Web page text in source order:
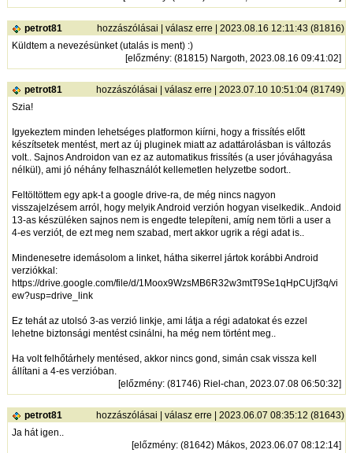
petrot81 hozzászólásai |válasz erre | 2023.08.16 12:11:43 (81816)
Küldtem a nevezésünket (utalás is ment) :)
[előzmény: (81815) Nargoth, 2023.08.16 09:41:02]
petrot81 hozzászólásai |válasz erre | 2023.07.10 10:51:04 (81749)
Szia!
Igyekeztem minden lehetséges platformon kiírni, hogy a frissítés előtt
készítsetek mentést, mert az új pluginek miatt az adattárolásban is változás
volt.. Sajnos Androidon van ez az automatikus frissítés (a user jóváhagyása
nélkül), ami jó néhány felhasználót kellemetlen helyzetbe sodort..
Feltöltöttem egy apk-t a google drive-ra, de még nincs nagyon
visszajelzésem arról, hogy melyik Android verzión hogyan viselkedik.. Andoid
13-as készüléken sajnos nem is engedte telepíteni, amíg nem törli a user a
4-es verziót, de ezt meg nem szabad, mert akkor ugrik a régi adat is..
Mindenesetre idemásolom a linket, hátha sikerrel jártok korábbi Android
verziókkal:
https://drive.google.com/file/d/1Moox9WzsMB6R32w3mtT9Se1qHpCUjf3q/vi
ew?usp=drive_link
Ez tehát az utolsó 3-as verzió linkje, ami látja a régi adatokat és ezzel
lehetne biztonsági mentést csinálni, ha még nem történt meg..
Ha volt felhőtárhely mentésed, akkor nincs gond, simán csak vissza kell
állítani a 4-es verzióban.
[előzmény: (81746) Riel-chan, 2023.07.08 06:50:32]
petrot81 hozzászólásai |válasz erre | 2023.06.07 08:35:12 (81643)
Ja hát igen..
[előzmény: (81642) Mákos, 2023.06.07 08:12:14]